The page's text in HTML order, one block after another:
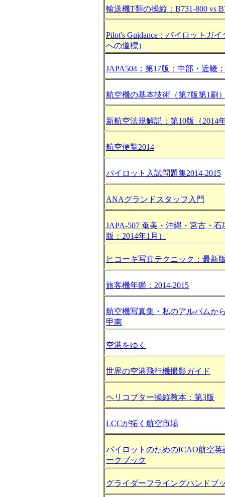
輸送機T類の操縦：B731-800 vs
Pilot's Guidance：パイロットガ
への道標）
JAPA504：第17版：中部・近畿
航空機の基本技術（第7版第1刷
新航空法規解説：第10版（2014
航空便覧2014
パイロット入試問題集2014-2015
ANAグランドスタッフ入門
JAPA-507 奄美・沖縄・宮古・石
版：2014年1月）
ヒコーキ写真テクニック：最新
旅客機年鑑：2014-2015
航空機写真集・私のアルバムか
甲南
空港をゆく
世界の空港飛行機撮影ガイド
ヘリコプター操縦教本：第3版
LCCが拓く航空市場
パイロットのためのICAO航空英
ークブック
グライダーフライングハンドブ